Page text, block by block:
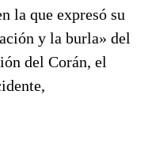
la que expresó su
y la burla» del
del Corán, el